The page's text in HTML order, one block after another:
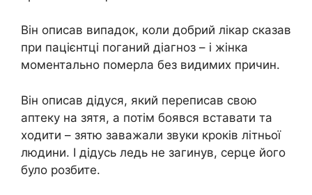
Він описав випадок, коли добрий лікар сказав
при пацієнтці поганий діагноз – і жінка
моментально померла без видимих ​​причин.
Він описав дідуся, який переписав свою
аптеку на зятя, а потім боявся вставати та
ходити – зятю заважали звуки кроків літньої
людини. І дідусь ледь не загинув, серце його
було розбите.